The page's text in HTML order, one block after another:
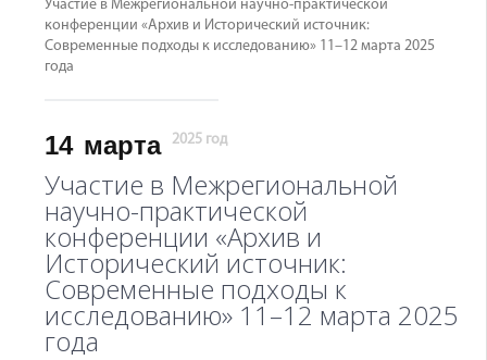
Участие в Межрегиональной научно-практической
конференции «Архив и Исторический источник:
Современные подходы к исследованию» 11–12 марта 2025
года
14 марта 2025 год
Участие в Межрегиональной
научно-практической
конференции «Архив и
Исторический источник:
Современные подходы к
исследованию» 11–12 марта 2025
года